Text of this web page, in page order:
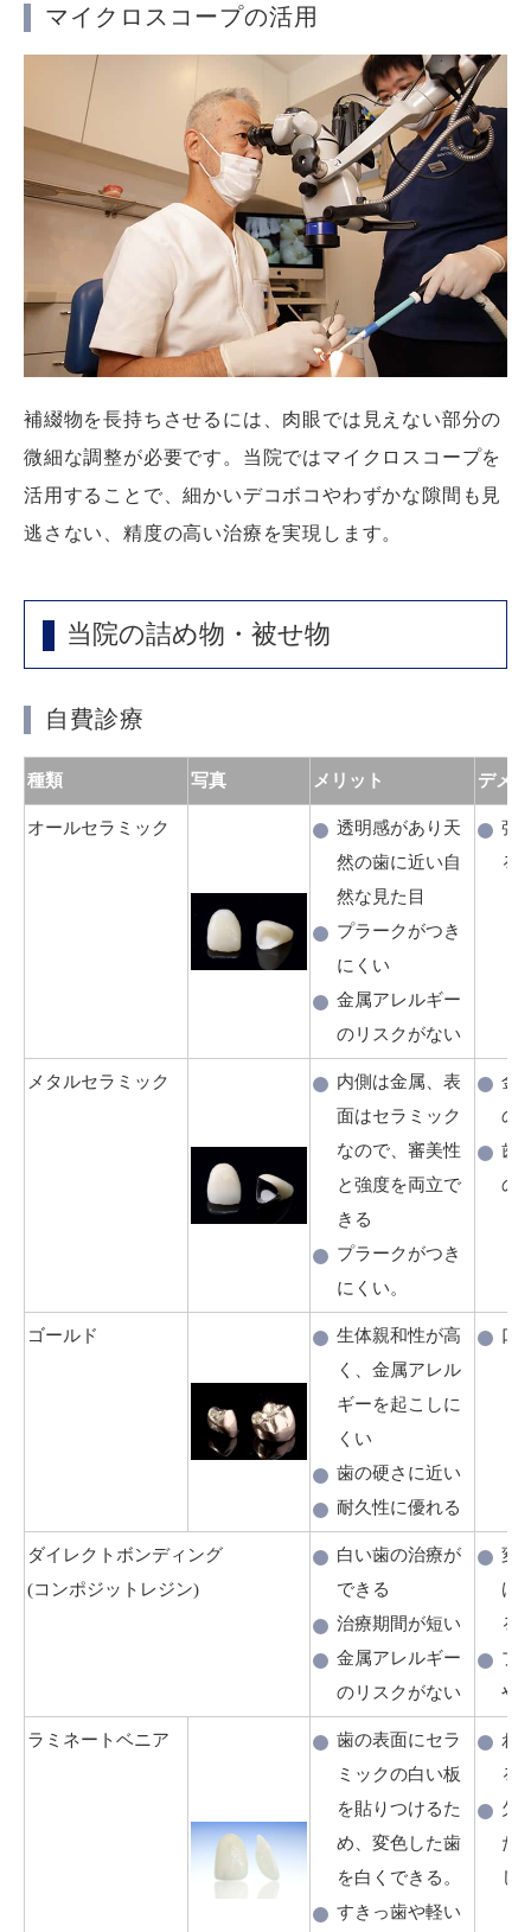
マイクロスコープの活用
補綴物を長持ちさせるには、肉眼では見えない部分の
微細な調整が必要です。当院ではマイクロスコープを
活用することで、細かいデコボコやわずかな隙間も見
逃さない、精度の高い治療を実現します。
当院の詰め物・被せ物
自費診療
種類 写真 メリット デメ
オールセラミック
透明感があり天
然の歯に近い自
然な見た目
プラークがつき
にくい
金属アレルギー
のリスクがない
強
る
メタルセラミック
内側は金属、表
面はセラミック
なので、審美性
と強度を両立で
きる
プラークがつき
にくい。
金
の
歯
の
ゴールド
生体親和性が高
く、金属アレル
ギーを起こしに
くい
歯の硬さに近い
耐久性に優れる
口
ダイレクトボンディング
(コンポジットレジン)
白い歯の治療が
できる
治療期間が短い
金属アレルギー
のリスクがない
変
け
る
プ
や
ラミネートベニア
歯の表面にセラ
ミックの白い板
を貼りつけるた
め、変色した歯
を白くできる。
すきっ歯や軽い
わ
る
欠
た
し